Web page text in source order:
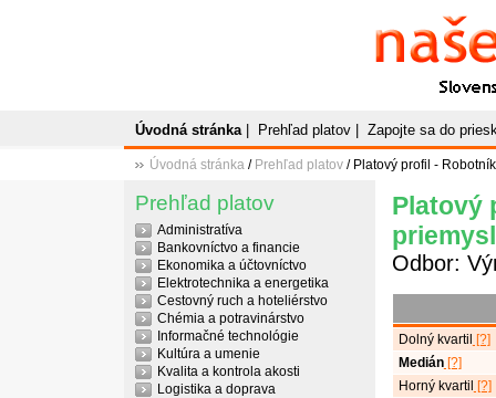
Naše
Slovenský
Úvodná stránka| Prehľad platov Zapojte sa do
Úvodná stránka / Prehľad platov / Platový profil -
Prehľad platov
Administratíva
Bankovníctvo a financie
Ekonomika a účtovníctvo
Elektrotechnika a energetika
Cestovný ruch a hoteliérstvo
Chémia a potravinárstvo
Informačné technológie
Kultúra a umenie
Kvalita a kontrola akosti
Logistika a doprava
Platový
Odbor:
Dolný kvartil
[?]
Medián[?]
Horný kvartil
[?]